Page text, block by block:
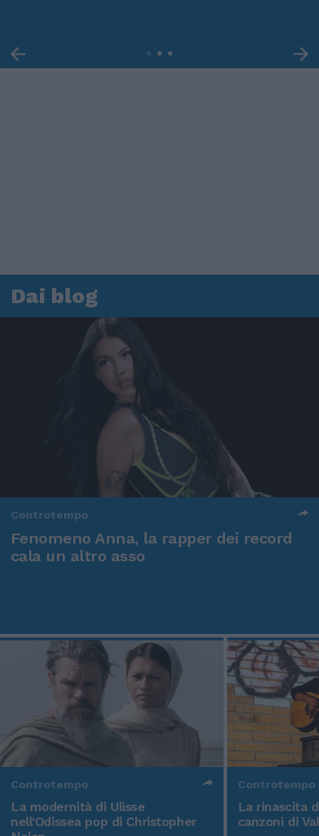
Dai blog
Controtempo
Fenomeno Anna, la rapper dei record
cala un altro asso
Controtempo
La modernità di Ulisse
nell'Odissea pop di Christopher
Controtempo
La rinascita
canzoni di